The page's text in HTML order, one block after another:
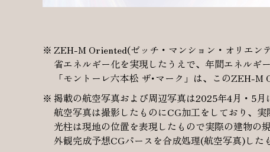
ZEH-M Oriented(ゼッチ・マンション・オリエン
省エネルギー化を実現したうえで、年間エネルギ
「モントーレ六本松 ザ･マーク」は、このZEH-
掲載の航空写真および周辺写真は2025年4月・5月
航空写真は撮影したものにCG加工をしており、実
光柱は現地の位置を表現したもので実際の建物の
外観完成予想CGパースを合成処理(航空写真)した